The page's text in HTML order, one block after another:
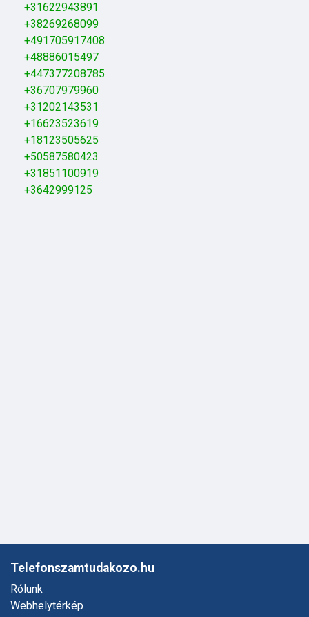
+31622943891
+38269268099
+491705917408
+48886015497
+447377208785
+36707979960
+31202143531
+16623523619
+18123505625
+50587580423
+31851100919
+3642999125
Telefonszamtudakozo.hu
Rólunk
Webhelytérkép